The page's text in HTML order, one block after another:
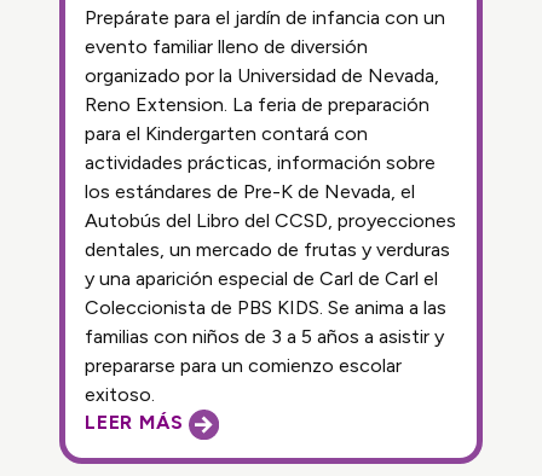
LEER MÁS
Prepárate para el jardín de infancia con un
evento familiar lleno de diversión
organizado por la Universidad de Nevada,
Reno Extension. La feria de preparación
para el Kindergarten contará con
actividades prácticas, información sobre
los estándares de Pre-K de Nevada, el
Autobús del Libro del CCSD, proyecciones
dentales, un mercado de frutas y verduras
y una aparición especial de Carl de Carl el
Coleccionista de PBS KIDS. Se anima a las
familias con niños de 3 a 5 años a asistir y
prepararse para un comienzo escolar
exitoso.